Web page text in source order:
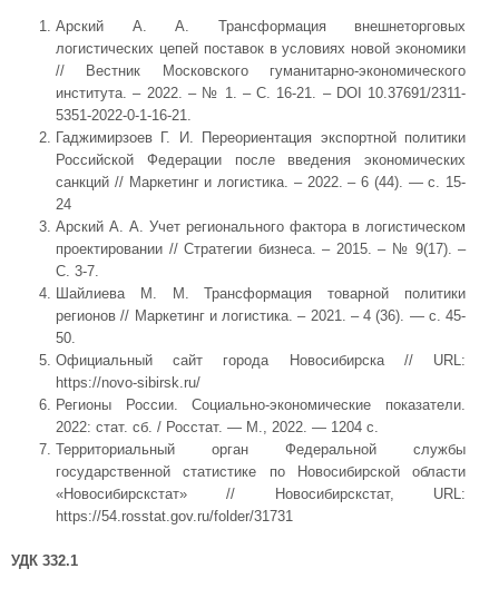
Арский А. А. Трансформация внешнеторговых
логистических цепей поставок в условиях новой экономики
// Вестник Московского гуманитарно-экономического
института. – 2022. – № 1. – С. 16-21. – DOI 10.37691/2311-
5351-2022-0-1-16-21.
Гаджимирзоев Г. И. Переориентация экспортной политики
Российской Федерации после введения экономических
санкций // Маркетинг и логистика. – 2022. – 6 (44). — с. 15-
24
Арский А. А. Учет регионального фактора в логистическом
проектировании // Стратегии бизнеса. – 2015. – № 9(17). –
С. 3-7.
Шайлиева М. М. Трансформация товарной политики
регионов // Маркетинг и логистика. – 2021. – 4 (36). — с. 45-
50.
Официальный сайт города Новосибирска // URL:
https://novo-sibirsk.ru/
Регионы России. Социально-экономические показатели.
2022: стат. сб. / Росстат. — М., 2022. — 1204 с.
Территориальный орган Федеральной службы
государственной статистике по Новосибирской области
«Новосибирскстат» // Новосибирскстат, URL:
https://54.rosstat.gov.ru/folder/31731
УДК 332.1